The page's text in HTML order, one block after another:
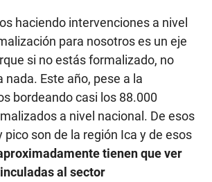
haciendo intervenciones a nivel
para nosotros es un eje
si no estás formalizado, no
nada. Este año, pese a la
bordeando casi los 88.000
a nivel nacional. De esos
pico son de la región Ica y de esos
tienen que ver
al sector